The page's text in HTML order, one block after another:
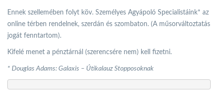
Ennek szellemében folyt köv. Személyes Agyápoló Specialistáink* az
online térben rendelnek, szerdán és szombaton. (A műsorváltoztatás
jogát fenntartom).
Kifelé menet a pénztárnál (szerencsére nem) kell fizetni.
* Douglas Adams: Galaxis – Útikalauz Stopposoknak